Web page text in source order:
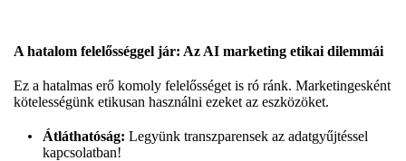
A hatalom felelősséggel jár: Az AI marketing etikai dilemmái
Ez a hatalmas erő komoly felelősséget is ró ránk. Marketingesként
kötelességünk etikusan használni ezeket az eszközöket.
Átláthatóság: Legyünk transzparensek az adatgyűjtéssel
kapcsolatban!